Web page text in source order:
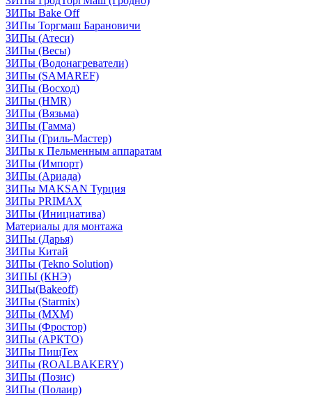
ЗИПы Bake Off
ЗИПы Торгмаш Барановичи
ЗИПы (Атеси)
ЗИПы (Весы)
ЗИПы (Водонагреватели)
ЗИПы (SAMAREF)
ЗИПы (Восход)
ЗИПы (HMR)
ЗИПы (Вязьма)
ЗИПы (Гамма)
ЗИПы (Гриль-Мастер)
ЗИПы к Пельменным аппаратам
ЗИПы (Импорт)
ЗИПы (Ариада)
ЗИПы MAKSAN Турция
ЗИПы PRIMAX
ЗИПы (Инициатива)
Материалы для монтажа
ЗИПы (Дарья)
ЗИПы Китай
ЗИПы (Tekno Solution)
ЗИПЫ (КНЭ)
ЗИПы(Bakeoff)
ЗИПы (Starmix)
ЗИПы (МХМ)
ЗИПы (Фростор)
ЗИПы (АРКТО)
ЗИПы ПищТех
ЗИПы (ROALBAKERY)
ЗИПы (Позис)
ЗИПы (Полаир)